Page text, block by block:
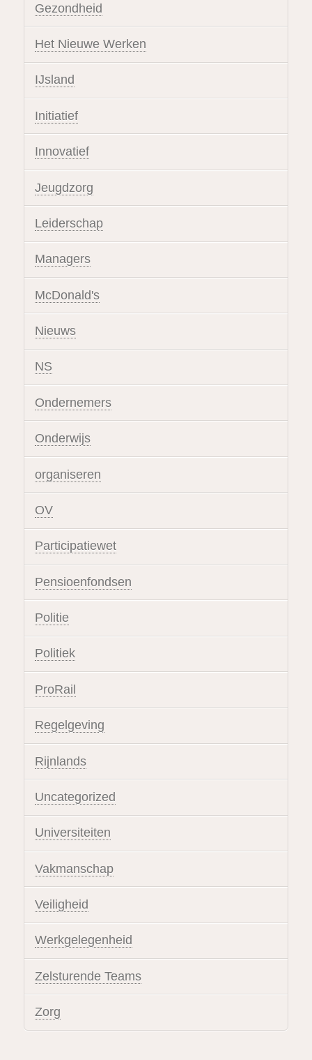
Gezondheid
Het Nieuwe Werken
IJsland
Initiatief
Innovatief
Jeugdzorg
Leiderschap
Managers
McDonald's
Nieuws
NS
Ondernemers
Onderwijs
organiseren
OV
Participatiewet
Pensioenfondsen
Politie
Politiek
ProRail
Regelgeving
Rijnlands
Uncategorized
Universiteiten
Vakmanschap
Veiligheid
Werkgelegenheid
Zelsturende Teams
Zorg